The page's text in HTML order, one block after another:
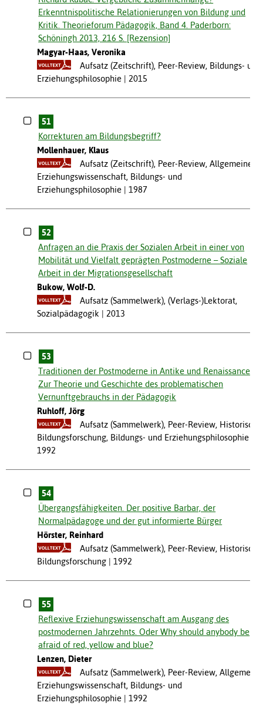
Erkenntnispolitische Relationierungen von Bildung und
Kritik. Theorieforum Pädagogik, Band 4. Paderborn:
Schöningh 2013, 216 S. [Rezension]
Magyar-Haas, Veronika
Aufsatz (Zeitschrift), Peer-Review, Bildungs- und
Erziehungsphilosophie
2015
51
Korrekturen am Bildungsbegriff?
Mollenhauer, Klaus
Aufsatz (Zeitschrift), Peer-Review, Allgemeine
Erziehungswissenschaft, Bildungs- und
Erziehungsphilosophie
1987
52
Anfragen an die Praxis der Sozialen Arbeit in einer von
Mobilität und Vielfalt geprägten Postmoderne – Soziale
Arbeit in der Migrationsgesellschaft
Bukow, Wolf-D.
Aufsatz (Sammelwerk), (Verlags-)Lektorat,
Sozialpädagogik
2013
53
Traditionen der Postmoderne in Antike und Renaissance.
Zur Theorie und Geschichte des problematischen
Vernunftgebrauchs in der Pädagogik
Ruhloff, Jörg
Aufsatz (Sammelwerk), Peer-Review, Historische
Bildungsforschung, Bildungs- und Erziehungsphilosophie
1992
54
Übergangsfähigkeiten. Der positive Barbar, der
Normalpädagoge und der gut informierte Bürger
Hörster, Reinhard
Aufsatz (Sammelwerk), Peer-Review, Historische
Bildungsforschung
1992
55
Reflexive Erziehungswissenschaft am Ausgang des
postmodernen Jahrzehnts. Oder Why should anybody be
afraid of red, yellow and blue?
Lenzen, Dieter
Aufsatz (Sammelwerk), Peer-Review, Allgemeine
Erziehungswissenschaft, Bildungs- und
Erziehungsphilosophie
1992